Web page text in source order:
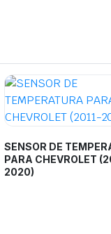
SENSOR DE
PARA CHEVROLET
2020)